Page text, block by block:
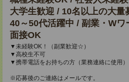
大学生歓迎 / 10名以上の大量
40～50代活躍中 / 副業・Wワ
面接OK
▼未経験OK！（副業歓迎☆）
▼高校生不可
▼携帯電話をお持ちの方（業務連絡に使用）
※応募後のご連絡はメールです。